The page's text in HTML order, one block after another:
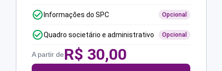
Informações do SPC Opcional
Quadro societário e administrativo Opcional
A partir deR$ 30,00